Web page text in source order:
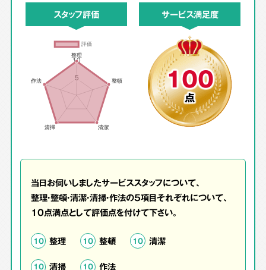
スタッフ評価 サービス満足度
100
点
当日お伺いしましたサービススタッフについて、
整理・整頓・清潔・清掃・作法の5項目それぞれについて、
10点満点として評価点を付けて下さい。
10 整理 10 整頓 10 清潔
10 清掃 10 作法